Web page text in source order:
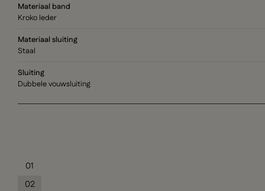
Materiaal band
Kroko leder
Materiaal sluiting
Staal
Sluiting
Dubbele vouwsluiting
01
02